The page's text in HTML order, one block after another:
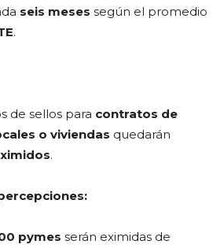
seis meses según el promedio
.
de sellos para contratos de
o viviendas quedarán
.
pymes serán eximidas de